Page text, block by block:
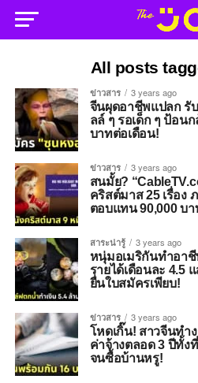
All posts
ข่าวสาร 3 years ago
จีนผุดอาชีพแปลก รั
ลล์ ๆ รอเด็ก ๆ ป้อน
บาทต่อเดือน!
ข่าวสาร 3 years ago
สนมั้ย?
คริสต์มาส 25 เรื่อง
ตอบแทน 90,000 บา
สาระน่ารู้ 3 years ago
หนุ่มอเมริกันทำอา
รายได้เดือนละ 4.5
ยื่นใบสมัครเพียบ!
ข่าวสาร 3 years ago
โหดเกิ๊น! สาวจีนทำ
ค่าจ้างตลอด 3 ปีทั้ง
จนซื้อบ้านหรู!